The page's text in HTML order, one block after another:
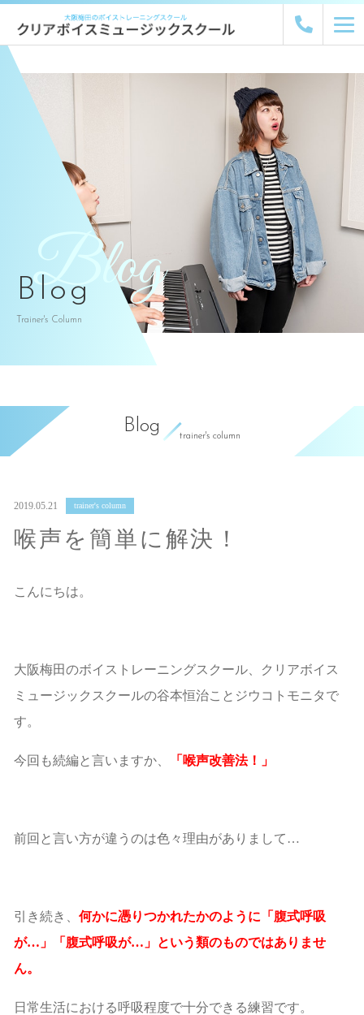
Blog
Blog
Trainer's Column
Blog
trainer's column
2019.05.21 trainer's column
喉声を簡単に解決！
こんにちは。
大阪梅田のボイストレーニングスクール、クリアボイス
ミュージックスクールの谷本恒治ことジウコトモニタで
す。
今回も続編と言いますか、 「喉声改善法！」
前回と言い方が違うのは色々理由がありまして…
引き続き、 何かに憑りつかれたかのように「腹式呼吸
が…」「腹式呼吸が…」という類のものではありませ
ん。
日常生活における呼吸程度で十分できる練習です。